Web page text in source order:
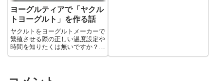
ヨーグルティアで「ヤクル
トヨーグルト」を作る話
ヤクルトをヨーグルトメーカーで
繁殖させる際の正しい温度設定や
時間を知りたくは無いですか？そ
んなの企業...